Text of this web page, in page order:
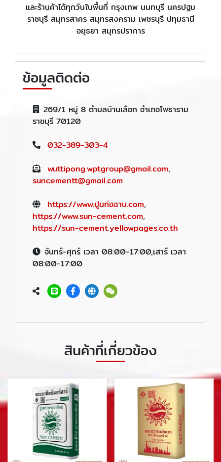
และร้านค้าได้ทุกวันในพื้นที่ กรุงเทพ นนทบุรี นครปฐม
ราชบุรี สมุทรสาคร สมุทรสงคราม เพชรบุรี ปทุมธานี
อยุธยา สมุทรปราการ
ข้อมูลติดต่อ
269/1 หมู่ 8 ตำบลบ้านเลือก อำเภอโพธาราม
ราชบุรี 70120
032-389-303-4
wuttipong.wptgroup@gmail.com,
suncementt@gmail.com
https://www.ปูนก่อฉาบ.com,
https://www.sun-cement.com,
https://sun-cement.yellowpages.co.th
จันทร์-ศุกร์ เวลา 08:00-17:00,เสาร์ เวลา
08:00-17:00
สินค้าที่เกี่ยวข้อง